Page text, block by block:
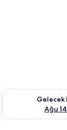
7 - Ağu 9
Gelecek
Ağu
Önümüzdeki